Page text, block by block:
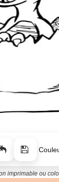
imprimable ou